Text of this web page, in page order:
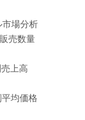
場分析
売数量
上高
均価格